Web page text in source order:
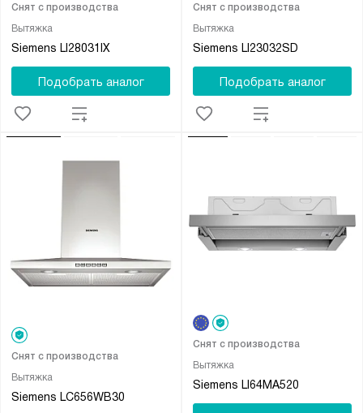
Вытяжка
Siemens LI28031IX
Снят с производства
Подобрать аналог
Вытяжка
Siemens LI23032SD
Снят с производства
Подобрать аналог
Вытяжка
Siemens LC656WB30
Снят с производства
Вытяжка
Siemens LI64MA520
Снят с производства